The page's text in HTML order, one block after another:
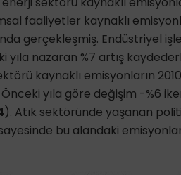
faaliyetler kaynaklı
gerçekleşmiş. Endüstriyel
nazaran %7 artış
kaynaklı emisyonların
yıla göre değişim -%6
). Atık sektöründe yaşanan
bu alandaki